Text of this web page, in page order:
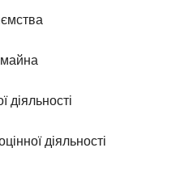
діяльності